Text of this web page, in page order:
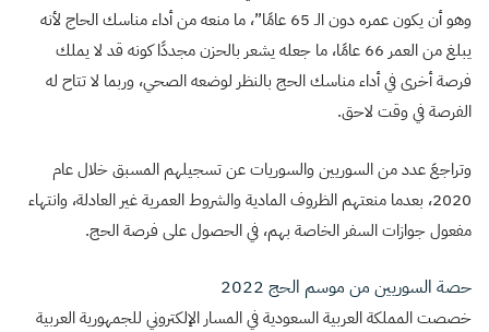
وهو أن يكون عمره دون الـ 65 عامًا”، ما منعه من أداء مناسك الحاج لأنه
يبلغ من العمر 66 عامًا، ما جعله يشعر بالحزن مجددًا كونه قد لا يملك
فرصة أخرى في أداء مناسك الحج بالنظر لوضعه الصحي، وربما لا تتاح له
الفرصة في وقت لاحق.
وتراجعَ عدد من السوريين والسوريات عن تسجيلهم المسبق خلال عام
2020، بعدما منعتهم الظروف المادية والشروط العمرية غير العادلة، وانتهاء
مفعول جوازات السفر الخاصة بهم، في الحصول على فرصة الحج.
حصة السوريين من موسم الحج 2022
خصصت المملكة العربية السعودية في المسار الإلكتروني للجمهورية العربية